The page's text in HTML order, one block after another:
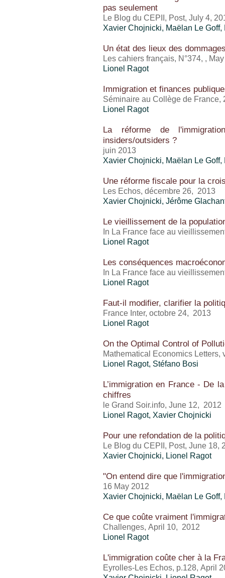
pas seulement
Le Blog du CEPII, Post, July 4,
Xavier Chojnicki, Maëlan Le Goff,
Un état des lieux des
Les cahiers français, N°374, ,
Lionel Ragot
Immigration et finances
Séminaire au Collège de France,
Lionel Ragot
La réforme de
insiders/outsiders ?
juin 2013
Xavier Chojnicki, Maëlan Le Goff,
Une réforme fiscale pour la
Les Echos, décembre 26, 2013
Xavier Chojnicki, Jérôme
Le vieillissement de la
In La France face au
Lionel Ragot
Les conséquences
In La France face au
Lionel Ragot
Faut-il modifier, clarifier la
France Inter, octobre 24, 2013
Lionel Ragot
On the Optimal Control of
Mathematical Economics Letters,
Lionel Ragot, Stéfano Bosi
L’immigration en France - De
chiffres
le Grand Soir.info, June 12, 2012
Lionel Ragot, Xavier Chojnicki
Pour une refondation de la
Le Blog du CEPII, Post, June 18,
Xavier Chojnicki, Lionel Ragot
"On entend dire que
16 May 2012
Xavier Chojnicki, Maëlan Le Goff,
Ce que coûte vraiment
Challenges, April 10, 2012
Lionel Ragot
L'immigration coûte cher à la
Eyrolles-Les Echos, p.128, April